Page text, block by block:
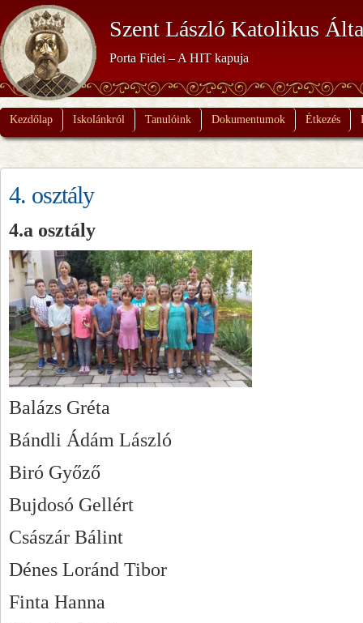
Szent László Katolikus
Porta Fidei – A HIT kapuja
Kezdőlap Iskolánkról Tanulóink Dokumentumok Étkezés
4. osztály
4.a osztály
Balázs Gréta
Bándli Ádám László
Biró Győző
Bujdosó Gellért
Császár Bálint
Dénes Loránd Tibor
Finta Hanna